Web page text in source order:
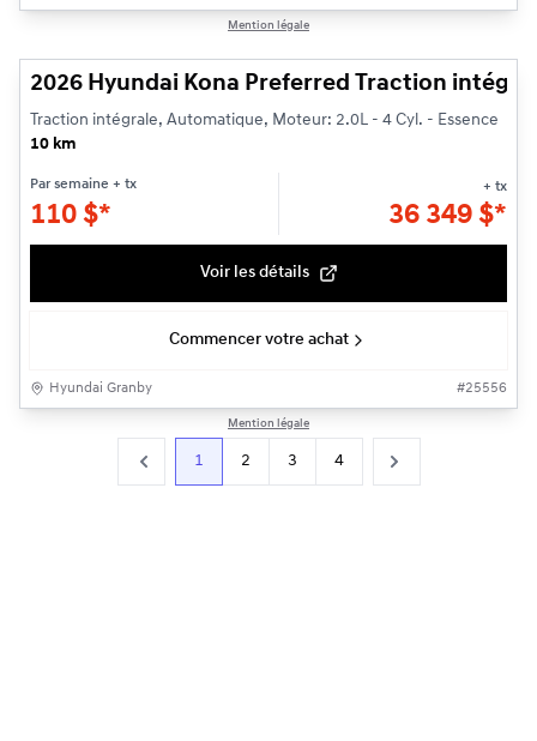
Mention légale
2026 Hyundai Kona Preferred Traction
Traction intégrale, Automatique, Moteur: 2.0L - 4 Cyl. - Essence
10 km
Par semaine + tx
110 $*
+ tx
36 349 $*
Voir les détails
Commencer votre achat
Hyundai Granby #25556
Mention légale
1 2 3 4